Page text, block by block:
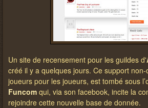
Un site de recensement pour les guildes d'
créé il y a quelques jours. Ce support
joueurs pour les joueurs, est tombé sous
Funcom qui, via son facebook, incite la
rejoindre cette nouvelle base de donnée.